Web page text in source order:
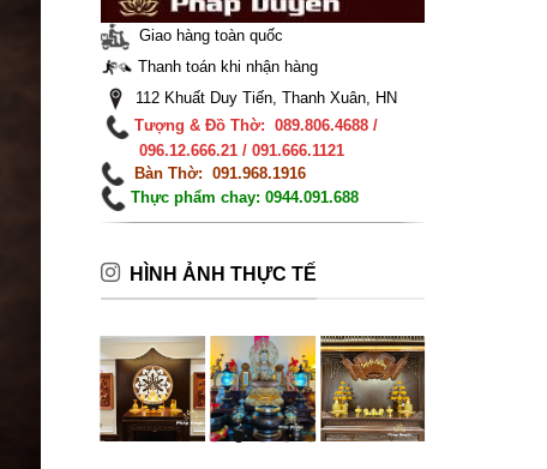
Giao hàng toàn quốc
Thanh toán khi nhận hàng
112 Khuất Duy Tiến, Thanh Xuân, HN
Tượng & Đồ Thờ: 089.806.4688 /
096.12.666.21 / 091.666.1121
Bàn Thờ: 091.968.1916
Thực phẩm chay: 0944.091.688
HÌNH ẢNH THỰC TẾ